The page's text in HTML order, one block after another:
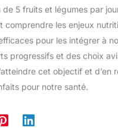
de 5 fruits et légumes par
comprendre les enjeux
pour les intégrer à
progressifs et des choix
cet objectif et d’en
pour notre santé.